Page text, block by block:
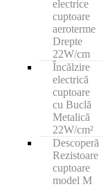
electrice
cuptoare
aeroterme
Drepte
22W/cm
Încălzire
electrică
cuptoare
cu Buclă
Metalică
22W/cm²
Descoperă
Rezistoare
cuptoare
model M